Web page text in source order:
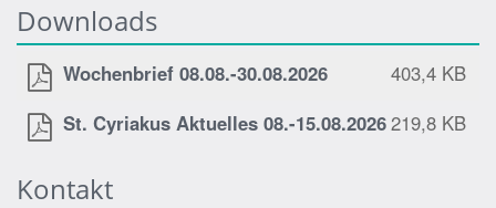
Downloads
Wochenbrief 08.08.-30.08.2026
403,4 KB
St. Cyriakus Aktuelles 08.-15.08.2026219,8 KB
Kontakt